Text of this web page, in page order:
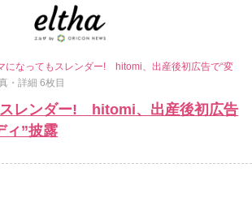
になってもスレンダー! hitomi、出産後初広告で“変
・詳細 6枚目
レンダー! hitomi、出産後初広告
ィ”披露